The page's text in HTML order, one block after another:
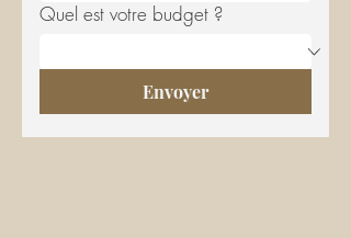
Quel est votre budget ?
Envoyer